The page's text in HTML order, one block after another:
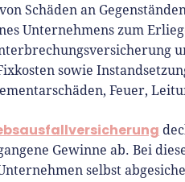
Schäden an
Unternehmens zum
sowie
Feuer,
Gewinne ab. Bei
selbst